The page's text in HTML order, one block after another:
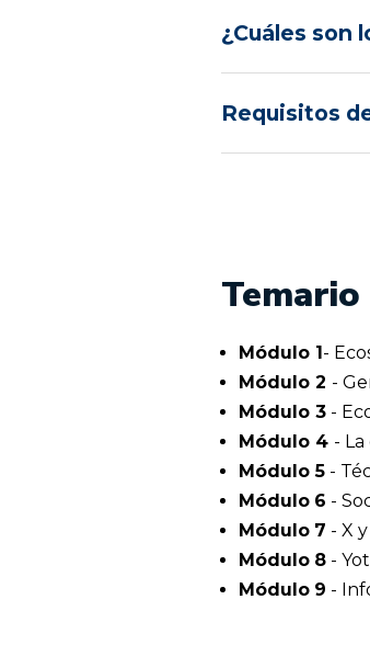
¿Cuáles son
Requisitos
Temario
Módulo 1 -
Módulo 2 -
Módulo 3-
Módulo 4 -
Módulo 5-
Módulo 6 -
Módulo 7 - X
Módulo 8-
Módulo 9 -